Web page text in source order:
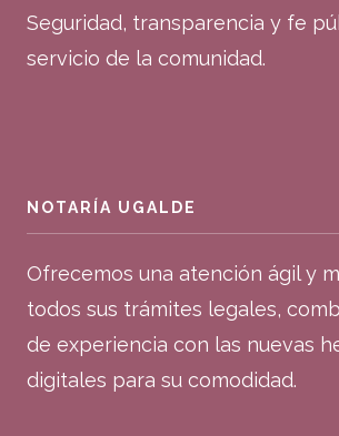
Seguridad, transparencia y fe
servicio de la comunidad.
NOTARÍA UGALDE
Ofrecemos una atención ágil y
todos sus trámites legales,
de experiencia con las nuevas
digitales para su comodidad.